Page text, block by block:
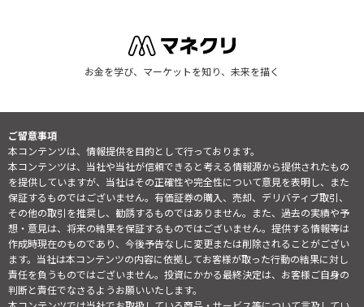
お金を学び、マーケットを知り、未来を描く
ご留意事項
本コンテンツは、情報提供を目的として行っております。
本コンテンツは、当社や当社が信頼できると考える情報源から提供されたもの
を提供していますが、当社はその正確性や完全性について意見を表明し、また
保証するものではございません。有価証券の購入、売却、デリバティブ取引、
その他の取引を推奨し、勧誘するものではありません。また、過去の実績や予
想・意見は、将来の結果を保証するものではございません。提供する情報等は
作成時現在のものであり、今後予告なしに変更または削除されることがござい
ます。当社は本コンテンツの内容に依拠してお客様が取った行動の結果に対し
責任を負うものではございません。投資にかかる最終決定は、お客様ご自身の
判断と責任でなさるようお願いいたします。